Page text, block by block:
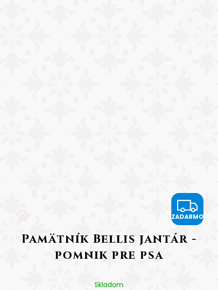
Z
A
ZADARMO
Pamätník Bellis jantár -
pomnik pre psa
Skladom